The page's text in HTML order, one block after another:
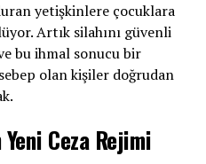
yetişkinlere çocuklara
Artık silahını güvenli
bu ihmal sonucu bir
olan kişiler doğrudan
Ceza Rejimi